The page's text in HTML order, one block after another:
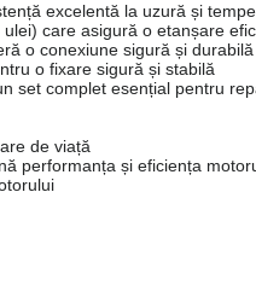
excelentă la uzură și
care asigură o etanșare
o conexiune sigură și
o fixare sigură și stabilă
set complet esențial pentru
de viață
performanța și eficiența